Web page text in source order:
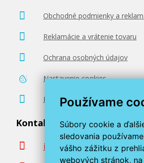
Používame
Súbory cookie a
sledovania
vášho zážitku z
webových stránok,
Obchodné podmienky a
Reklamácie a vrátenie tovaru
Ochrana osobných údajov
Nastavenie cookies
Poradenstvo zadarmo
Kontaktujte nás
info@miroluk.sk